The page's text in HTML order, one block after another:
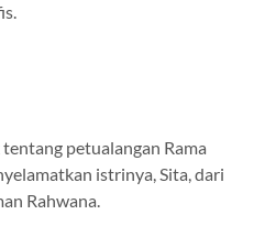
petualangan Rama
istrinya, Sita, dari
Rahwana.